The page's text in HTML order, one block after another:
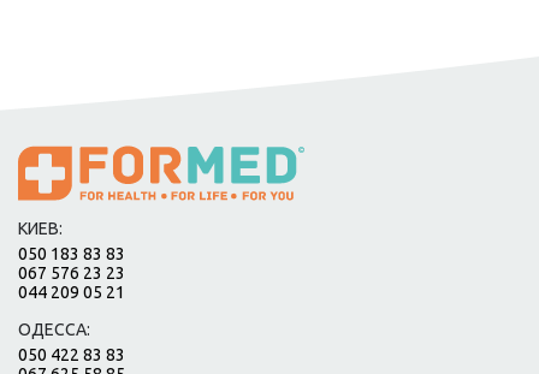
КИЕВ:
050 183 83 83
067 576 23 23
044 209 05 21
ОДЕССА:
050 422 83 83